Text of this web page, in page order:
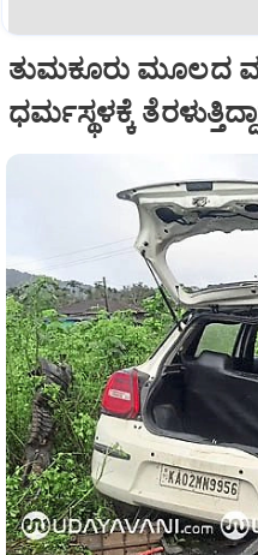
ತುಮಕೂರು ಮೂಲದ
ಧರ್ಮಸ್ಥಳಕ್ಕೆ